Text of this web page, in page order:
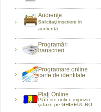
Audienţe
Solicitaţi inscriere in
audientă
Programări
transcrieri
Programare online
carte de identitate
Plaţi Online
Plătește online impozite
şi taxe pe GHISEUL.RO